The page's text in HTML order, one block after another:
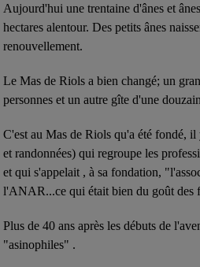
Aujourd'hui une trentaine d'ânes et
hectares alentour. Des petits ânes
renouvellement.
Le Mas de Riols a bien changé; un
personnes et un autre gîte d'une
C'est au Mas de Riols qu'a été fondé,
et randonnées) qui regroupe les
et qui s'appelait , à sa fondation,
l'ANAR...ce qui était bien du goût des
Plus de 40 ans après les débuts de
"asinophiles" .